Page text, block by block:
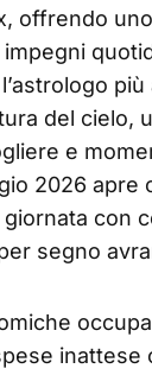
offrendo
del cielo,
e
2026 apre
con
segno
inattese